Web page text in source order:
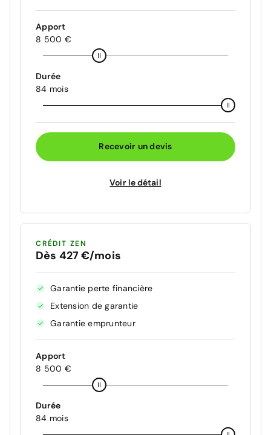
Apport
8 500 €
Durée
84 mois
Recevoir un devis
Voir le détail
CRÉDIT ZEN
Dès 427 €/mois
Garantie perte financière
Extension de garantie
Garantie emprunteur
Apport
8 500 €
Durée
84 mois